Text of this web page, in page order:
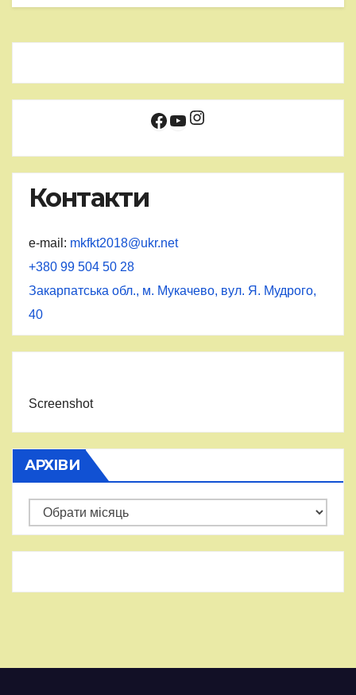
Facebook
YouTube
Instagram
Контакти
e-mail: mkfkt2018@ukr.net
+380 99 504 50 28
Закарпатська обл., м. Мукачево, вул. Я. Мудрого,
40
Screenshot
АРХІВИ
Архіви